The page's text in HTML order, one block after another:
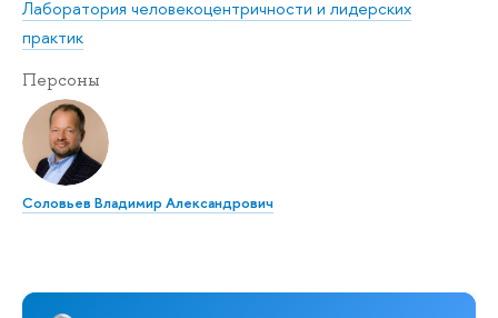
Лаборатория человекоцентричности и лидерских
практик
Персоны
Соловьев Владимир Александрович